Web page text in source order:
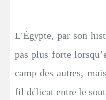
L’Égypte, par son
pas plus forte
camp des autres,
fil délicat entre le